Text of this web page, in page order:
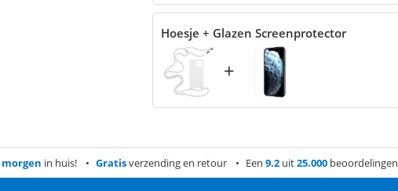
Hoesje + Glazen Screenprotector
+
morgen in huis! Gratisverzending en retour Een 9.2 uit25.000 beoordelingen